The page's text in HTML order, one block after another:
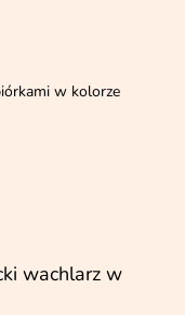
w kolorze
wachlarz w